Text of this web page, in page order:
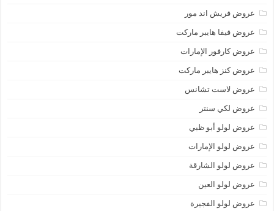
عروض فريش اند مور
عروض فيفا هايبر ماركت
عروض كارفور الإمارات
عروض كنز هايبر ماركت
عروض لاست تشانس
عروض لكي سنتر
عروض لولو أبو ظبي
عروض لولو الإمارات
عروض لولو الشارقة
عروض لولو العين
عروض لولو الفجيرة